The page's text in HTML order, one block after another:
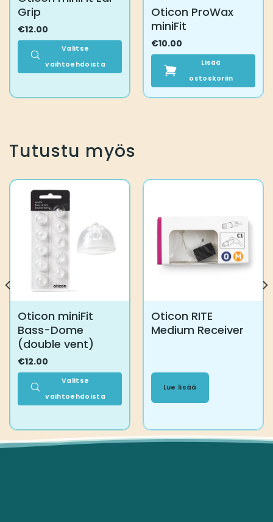
Grip
€12.00
Valitse
vaihtoehdoista
Voit
tehdä
tuotteen
sivulla.
Oticon ProWax
miniFit
€10.00
Lisää
ostoskoriin
Tutustu myös
Oticon miniFit
Bass-Dome
(double vent)
€12.00
Valitse
vaihtoehdoista
on
useampi
Oticon RITE
Medium Receiver
Lue lisää